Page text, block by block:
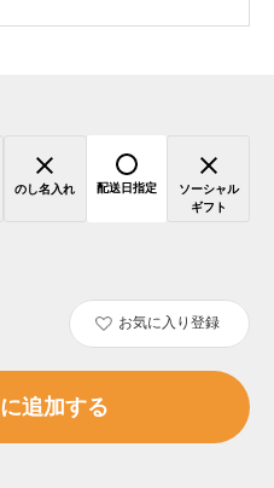
のし名入れ 配送日指定
ソーシャル
ギフト
お気に入り登録